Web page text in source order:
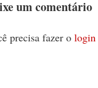
um comentário
precisa fazer o login